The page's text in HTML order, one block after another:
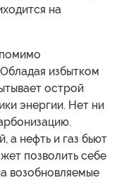
на
избытком
острой
энергии. Нет ни
а нефть и газ бьют
позволить себе
возобновляемые